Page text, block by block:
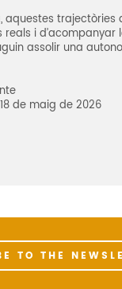
aquestes
i d’acompanyar
assolir una
18 de maig de 2026
TO THE